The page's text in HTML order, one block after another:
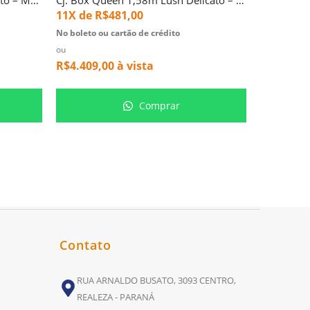
11X de R$481,00
No boleto ou cartão de crédito
ou
R$4.409,00à vista
Comprar
Contato
RUA ARNALDO BUSATO, 3093 CENTRO,
REALEZA - PARANÁ